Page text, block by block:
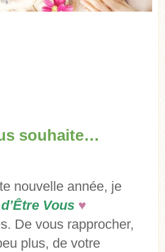
souhaite…
nouvelle année, je
d’Être Vous ♥
De vous rapprocher,
plus, de votre